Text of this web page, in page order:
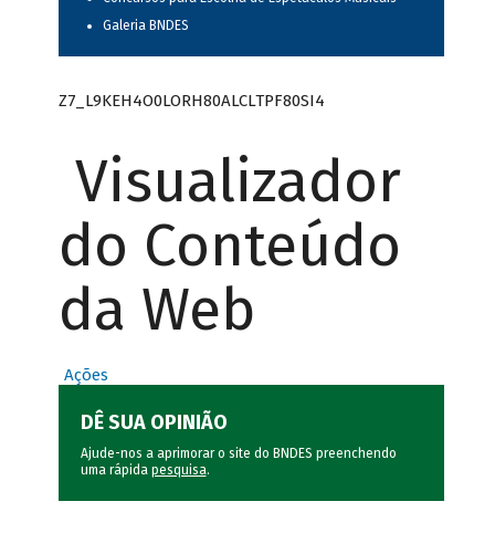
Galeria BNDES
Z7_L9KEH4O0LORH80ALCLTPF80SI4
Visualizador
do Conteúdo
da Web
Ações
DÊ SUA OPINIÃO
Ajude-nos a aprimorar o site do BNDES preenchendo
uma rápida pesquisa.